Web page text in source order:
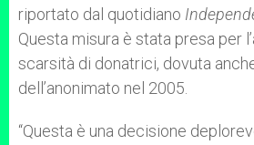
riportato dal quotidiano
Questa misura è stata presa per
scarsità di donatrici, dovuta
dell’anonimato nel 2005.
“Questa è una decisione